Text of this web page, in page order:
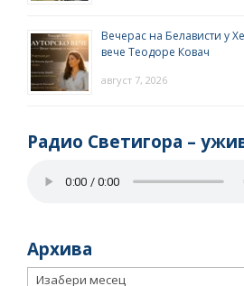
Вечерас на Белависти у
вече Теодоре Ковач
август 7, 2026
Радио Светигора –
Архива
Архива